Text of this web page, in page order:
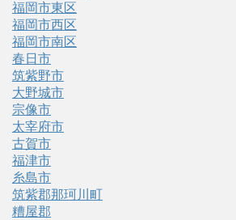
福岡市東区
福岡市西区
福岡市南区
春日市
筑紫野市
大野城市
宗像市
太宰府市
古賀市
福津市
糸島市
筑紫郡那珂川町
糟屋郡